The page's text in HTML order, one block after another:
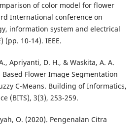
of color model for flower
International conference on
information system and electrical
(pp. 10-14). IEEE.
Apriyanti, D. H., & Waskita, A. A.
Based Flower Image Segmentation
C-Means. Building of Informatics,
(BITS), 3(3), 253-259.
O. (2020). Pengenalan Citra